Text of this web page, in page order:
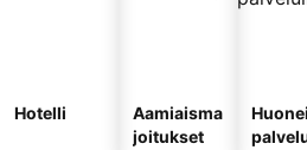
Hotelli
Aamiaisma
joitukset